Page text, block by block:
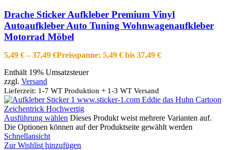
Drache Sticker Aufkleber Premium Vinyl
Autoaufkleber Auto Tuning Wohnwagenaufkleber
Motorrad Möbel
5,49 € –37,49 €Preisspanne: 5,49 € bis 37,49 €
Enthält 19% Umsatzsteuer
zzgl. Versand
Lieferzeit: 1-7 WT Produktion + 1-3 WT Versand
Ausführung wählen Dieses Produkt weist mehrere Varianten auf.
Die Optionen können auf der Produktseite gewählt werden
Schnellansicht
Zur Wishlist hinzufügen